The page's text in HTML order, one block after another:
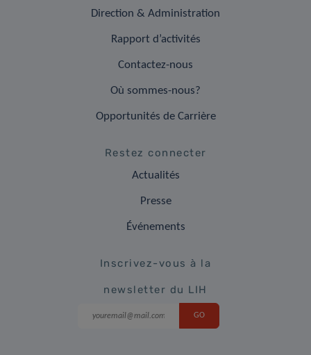
Direction & Administration
Rapport d’activités
Contactez-nous
Où sommes-nous?
Opportunités de Carrière
Restez connecter
Actualités
Presse
Événements
Inscrivez-vous à la
newsletter du LIH